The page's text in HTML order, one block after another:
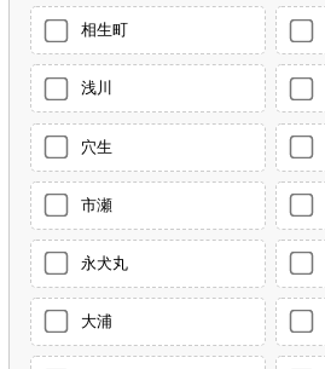
相生町
浅川
穴生
市瀬
永犬丸
大浦